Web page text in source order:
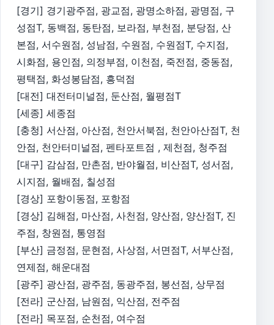
[경기] 경기광주점, 광교점, 광명소하점, 광명점, 구
성점T, 동백점, 동탄점, 보라점, 부천점, 분당점, 산
본점, 서수원점, 성남점, 수원점, 수원점T, 수지점,
시화점, 용인점, 의정부점, 이천점, 죽전점, 중동점,
평택점, 화성봉담점, 흥덕점
[대전] 대전터미널점, 둔산점, 월평점T
[세종] 세종점
[충청] 서산점, 아산점, 천안서북점, 천안아산점T, 천
안점, 천안터미널점, 펜타포트점 , 제천점, 청주점
[대구] 감삼점, 만촌점, 반야월점, 비산점T, 성서점,
시지점, 월배점, 칠성점
[경상] 포항이동점, 포항점
[경상] 김해점, 마산점, 사천점, 양산점, 양산점T, 진
주점, 창원점, 통영점
[부산] 금정점, 문현점, 사상점, 서면점T, 서부산점,
연제점, 해운대점
[광주] 광산점, 광주점, 동광주점, 봉선점, 상무점
[전라] 군산점, 남원점, 익산점, 전주점
[전라] 목포점, 순천점, 여수점